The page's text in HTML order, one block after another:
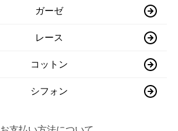
ガーゼ
レース
コットン
シフォン